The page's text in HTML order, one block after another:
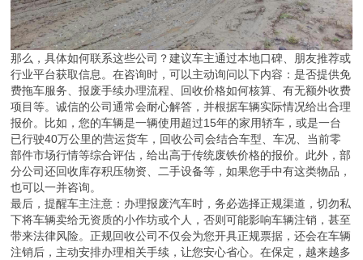
那么，具体如何联系这些公司？建议车主通过本地口碑、朋友推荐或
行业平台获取信息。在咨询时，可以主动询问以下内容：是否提供免
费拖车服务、报废手续办理流程、回收价格如何核算、有无额外收费
项目等。诚信的公司通常会耐心解答，并根据车辆实际情况给出合理
报价。比如，您的车辆是一辆使用超过15年的家用轿车，或是一台
已行驶40万公里的营运货车，回收公司会结合车型、车况、当前零
部件市场行情等综合评估，给出高于传统废铁价格的报价。此外，部
分公司还回收库存积压物资、二手设备等，如果您手中有这类物品，
也可以一并咨询。
最后，提醒车主注意：办理报废汽车时，务必选择正规渠道，切勿私
下将车辆卖给无资质的小作坊或个人，否则可能影响车辆注销，甚至
带来法律风险。正规回收公司不仅会为您开具正规票据，还会在车辆
注销后，主动安排办理相关手续，让您安心省心。在保定，越来越多